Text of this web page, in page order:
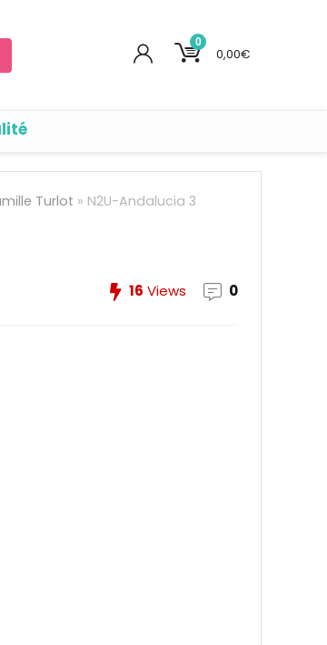
0
0,00€
Turlot » N2U-Andalucia 3
16 Views 0